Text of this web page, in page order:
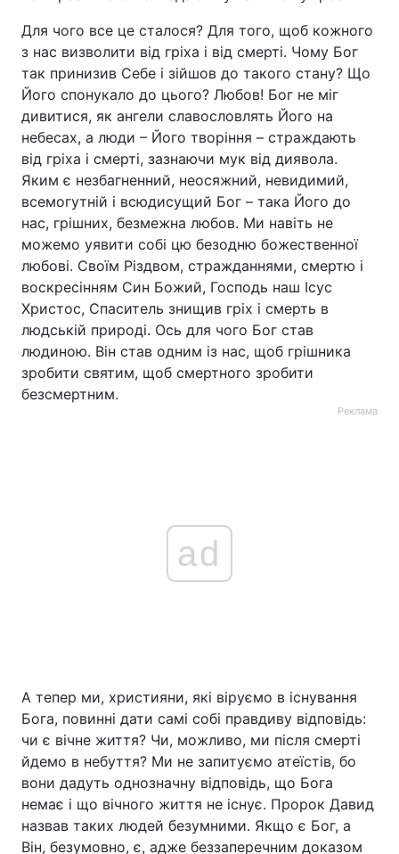
Для чого все це сталося? Для того, щоб кожного
з нас визволити від гріха і від смерті. Чому Бог
так принизив Себе і зійшов до такого стану? Що
Його спонукало до цього? Любов! Бог не міг
дивитися, як ангели славословлять Його на
небесах, а люди – Його творіння – страждають
від гріха і смерті, зазнаючи мук від диявола.
Яким є незбагненний, неосяжний, невидимий,
всемогутній і всюдисущий Бог – така Його до
нас, грішних, безмежна любов. Ми навіть не
можемо уявити собі цю безодню божественної
любові. Своїм Різдвом, стражданнями, смертю і
воскресінням Син Божий, Господь наш Ісус
Христос, Спаситель знищив гріх і смерть в
людській природі. Ось для чого Бог став
людиною. Він став одним із нас, щоб грішника
зробити святим, щоб смертного зробити
безсмертним.
Реклама
ad
А тепер ми, християни, які віруємо в існування
Бога, повинні дати самі собі правдиву відповідь:
чи є вічне життя? Чи, можливо, ми після смерті
йдемо в небуття? Ми не запитуємо атеїстів, бо
вони дадуть однозначну відповідь, що Бога
немає і що вічного життя не існує. Пророк Давид
назвав таких людей безумними. Якщо є Бог, а
Він, безумовно, є, адже беззаперечним доказом